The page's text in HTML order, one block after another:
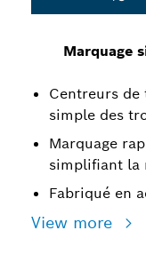
Marquage
Centreurs
simple des
Marquage
simplifiant la
Fabriqué en
View more